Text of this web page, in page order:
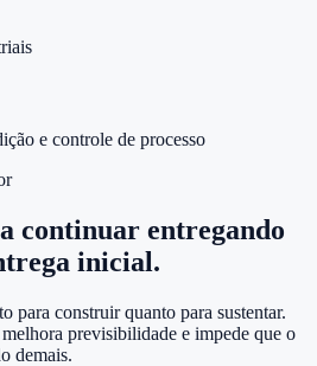
e controle de processo
continuar entregando
inicial.
construir quanto para sustentar.
previsibilidade e impede que o
demais.